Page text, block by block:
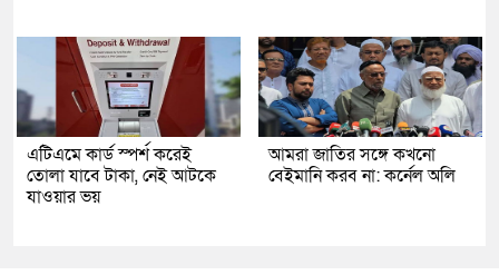
এটিএমে কার্ড স্পর্শ করেই
তোলা যাবে টাকা, নেই আটকে
যাওয়ার ভয়
আমরা জাতির সঙ্গে কখনো
বেইমানি করব না: কর্নেল অলি